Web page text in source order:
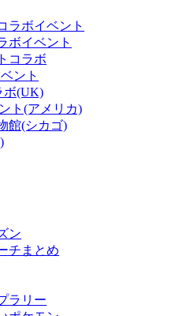
ラボイベント
ボイベント
コラボ
ント
ボ(UK)
ト(アメリカ)
館(シカゴ)
ン
チまとめ
ラリー